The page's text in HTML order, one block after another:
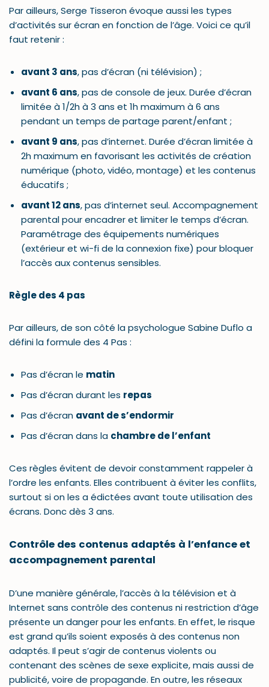
Par ailleurs, Serge Tisseron évoque aussi les types
d’activités sur écran en fonction de l’âge. Voici ce qu’il
faut retenir :
avant 3 ans, pas d’écran (ni télévision) ;
avant 6 ans, pas de console de jeux. Durée d’écran
limitée à 1/2h à 3 ans et 1h maximum à 6 ans
pendant un temps de partage parent/enfant ;
avant 9 ans, pas d’internet. Durée d’écran limitée à
2h maximum en favorisant les activités de création
numérique (photo, vidéo, montage) et les contenus
éducatifs ;
avant 12 ans, pas d’internet seul. Accompagnement
parental pour encadrer et limiter le temps d’écran.
Paramétrage des équipements numériques
(extérieur et wi-fi de la connexion fixe) pour bloquer
l’accès aux contenus sensibles.
Règle des 4 pas
Par ailleurs, de son côté la psychologue Sabine Duflo a
défini la formule des 4 Pas :
Pas d’écran le matin
Pas d’écran durant les repas
Pas d’écran avant de s’endormir
Pas d’écran dans la chambre de l’enfant
Ces règles évitent de devoir constamment rappeler à
l’ordre les enfants. Elles contribuent à éviter les conflits,
surtout si on les a édictées avant toute utilisation des
écrans. Donc dès 3 ans.
Contrôle des contenus adaptés à l’enfance et
accompagnement parental
D’une manière générale, l’accès à la télévision et à
Internet sans contrôle des contenus ni restriction d’âge
présente un danger pour les enfants. En effet, le risque
est grand qu’ils soient exposés à des contenus non
adaptés. Il peut s’agir de contenus violents ou
contenant des scènes de sexe explicite, mais aussi de
publicité, voire de propagande. En outre, les réseaux